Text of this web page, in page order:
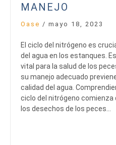
MANEJO
Oase / mayo 18, 2023
El ciclo del nitrógeno es
del agua en los estanques.
vital para la salud de los
su manejo adecuado
calidad del agua.
ciclo del nitrógeno comienza
los desechos de los peces…